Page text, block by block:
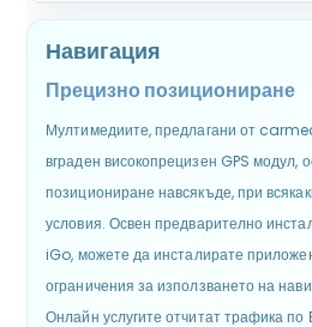
Навигация
Прецизно позициониране
Мултимедиите, предлагани от
вграден високопрецизен GPS модул,
позициониране навсякъде, при
условия. Освен предварително
iGo, можете да инсталирате
ограничения за използването на
Онлайн услугите отчитат трафика